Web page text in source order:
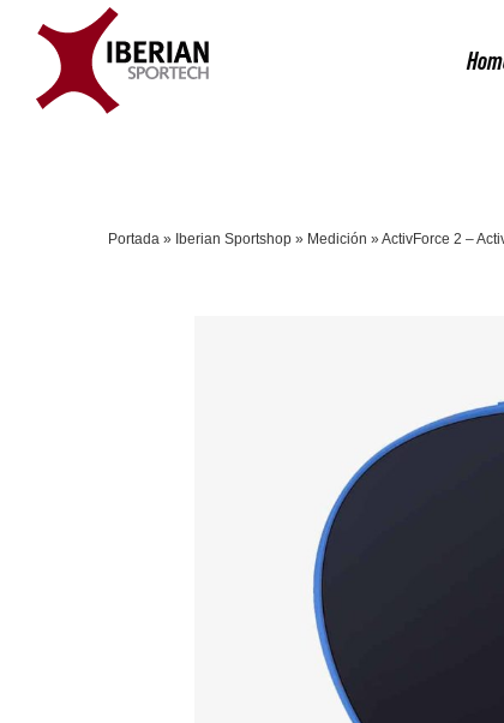
contenido
Portada» Iberian Sportshop» Medición »ActivForce 2 –